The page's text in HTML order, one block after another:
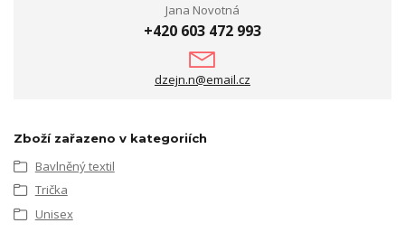
Jana Novotná
+420 603 472 993
dzejn.n@email.cz
Zboží zařazeno v kategoriích
Bavlněný textil
Trička
Unisex